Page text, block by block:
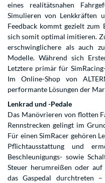
eines realitätsnahen
Simulieren von Lenkkräften
Feedback kommt gezielt zum
sich somit optimal imitieren.
erschwinglichere als auch
Modelle. Während sich
Letztere primär für
Im Online-Shop von
performante Lösungen der
Lenkrad und -Pedale
Das Manövrieren von flotten
Rennstrecken gelingt im
Für einen SimRacer gehören
Pflichtausstattung und
Beschleunigungs- sowie
Steuer herumreißen oder
das Gaspedal durchtreten